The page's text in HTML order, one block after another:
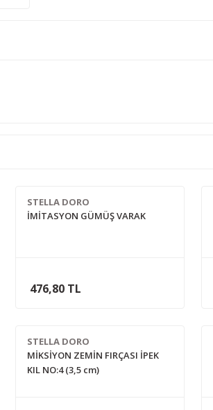
STELLA DORO
İMİTASYON GÜMÜŞ VARAK
476,80 TL
STELLA DORO
MİKSİYON ZEMİN FIRÇASI İPEK
KIL NO:4 (3,5 cm)